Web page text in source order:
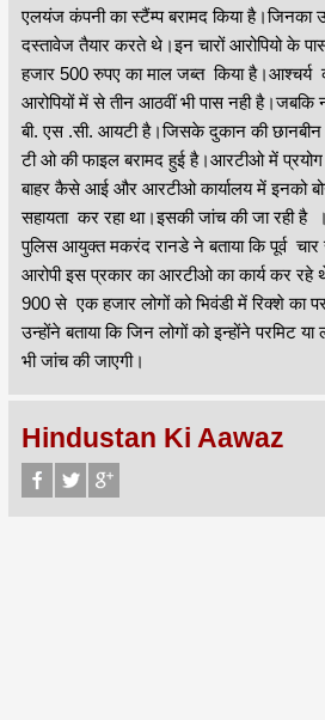
एलयंज कंपनी का स्टैंम्प बरामद किया है।जिनका
दस्तावेज तैयार करते थे।इन चारों आरोपियो के
हजार 500 रुपए का माल जब्त किया है।आश्चर्य
आरोपियों में से तीन आठवीं भी पास नही है।जबकि
बी. एस .सी. आयटी है।जिसके दुकान की
टी ओ की फाइल बरामद हुई है।आरटीओ में प्रयोग
बाहर कैसे आई और आरटीओ कार्यालय में इनको
सहायता कर रहा था।इसकी जांच की जा रही है
पुलिस आयुक्त मकरंद रानडे ने बताया कि पूर्व चार
आरोपी इस प्रकार का आरटीओ का कार्य कर रहे
900 से एक हजार लोगों को भिवंडी में रिक्शे का
उन्होंने बताया कि जिन लोगों को इन्होंने परमिट
भी जांच की जाएगी।
Hindustan Ki Aawaz